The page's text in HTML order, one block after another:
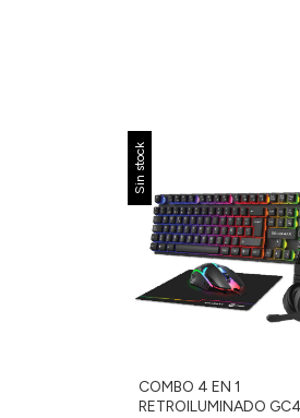
Sin stock
COMBO 4 EN 1
RETROILUMINADO